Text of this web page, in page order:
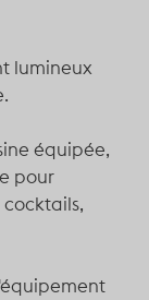
lumineux
équipée,
pour